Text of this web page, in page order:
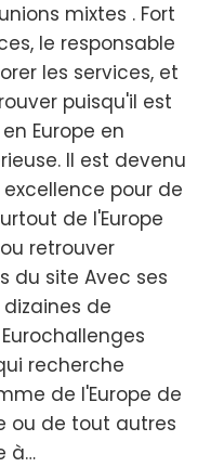
mixtes . Fort
le responsable
les services, et
puisqu'il est
Europe en
Il est devenu
pour de
de l'Europe
retrouver
du site Avec ses
de
recherche
de l'Europe de
ou de tout autres
à…